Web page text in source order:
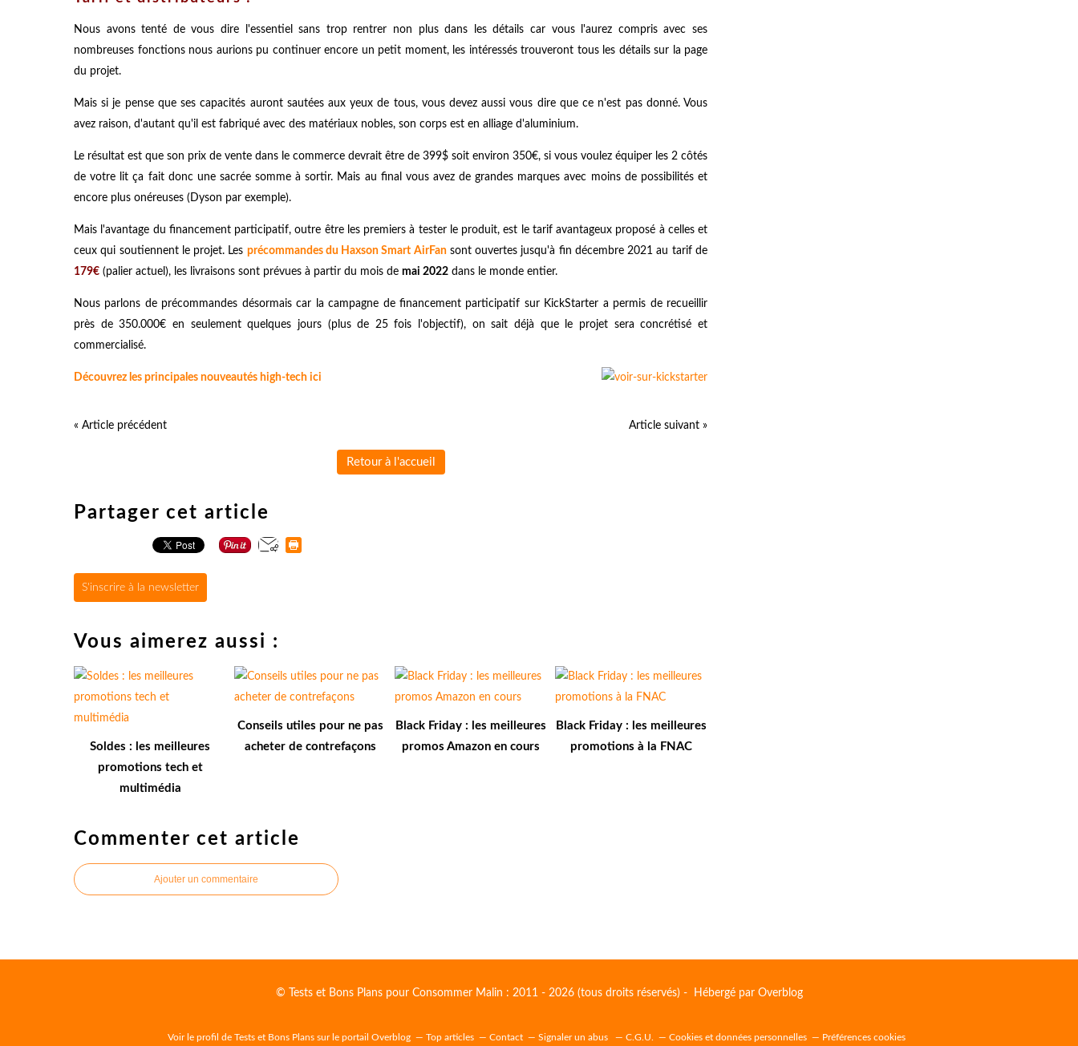
Nous avons tenté de vous dire l'essentiel sans trop rentrer non plus dans les détails car vous l'aurez compris avec ses
nombreuses fonctions nous aurions pu continuer encore un petit moment, les intéressés trouveront tous les détails sur la page
du projet.
Mais si je pense que ses capacités auront sautées aux yeux de tous, vous devez aussi vous dire que ce n'est pas donné. Vous
avez raison, d'autant qu'il est fabriqué avec des matériaux nobles, son corps est en alliage d'aluminium.
Le résultat est que son prix de vente dans le commerce devrait être de 399$ soit environ 350€, si vous voulez équiper les 2 côtés
de votre lit ça fait donc une sacrée somme à sortir. Mais au final vous avez de grandes marques avec moins de possibilités et
encore plus onéreuses (Dyson par exemple).
Mais l'avantage du financement participatif, outre être les premiers à tester le produit, est le tarif avantageux proposé à celles et
ceux qui soutiennent le projet. Les précommandes du Haxson Smart AirFansont ouvertes jusqu'à fin décembre 2021 au tarif de
179€ (palier actuel), les livraisons sont prévues à partir du mois de mai 2022 dans le monde entier.
Nous parlons de précommandes désormais car la campagne de financement participatif sur KickStarter a permis de recueillir
près de 350.000€ en seulement quelques jours (plus de 25 fois l'objectif), on sait déjà que le projet sera concrétisé et
commercialisé.
Découvrez les principales nouveautés high-tech ici
« Article précédent Article suivant »
Retour à l'accueil
Partager cet article
S'inscrire à la newsletter
Vous aimerez aussi :
Soldes : les meilleures
promotions tech et
multimédia
Conseils utiles pour ne pas
acheter de contrefaçons
Black Friday : les meilleures
promos Amazon en cours
Black Friday : les meilleures
promotions à la FNAC
Commenter cet article
Ajouter un commentaire
© Tests et Bons Plans pour Consommer Malin : 2011 - 2026 (tous droits réservés) - Hébergé par Overblog
Voir le profil de Tests et Bons Plans sur le portail Overblog Top articles Contact Signaler un abus C.G.U. Cookies et données personnelles Préférences cookies